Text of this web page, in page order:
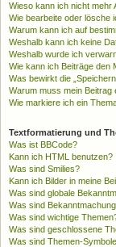
Wieso kann ich nicht mehr
Wie bearbeite oder lösche
Warum kann ich auf
Weshalb kann ich keine
Weshalb wurde ich
Wie kann ich Beiträge den
Was bewirkt die
Warum muss mein Beitrag
Wie markiere ich ein
Textformatierung und
Was ist BBCode?
Kann ich HTML benutzen?
Was sind Smilies?
Kann ich Bilder in meine
Was sind globale
Was sind
Was sind wichtige
Was sind geschlossene
Was sind Themen-